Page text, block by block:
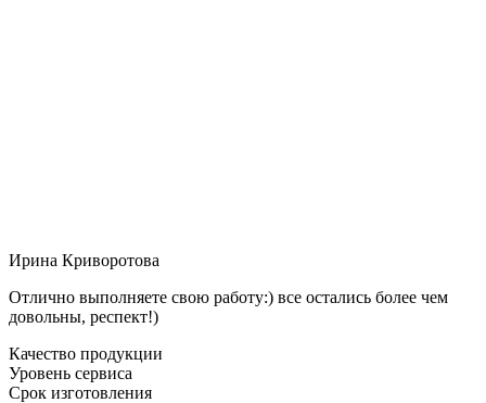
Ирина Криворотова
Отлично выполняете свою работу:) все остались более чем
довольны, респект!)
Качество продукции
Уровень сервиса
Срок изготовления